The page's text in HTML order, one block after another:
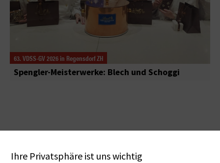
63. VDSS-GV 2026 in Regensdorf ZH
Spengler-Meisterwerke: Blech und Schoggi
Ihre Privatsphäre ist uns wichtig